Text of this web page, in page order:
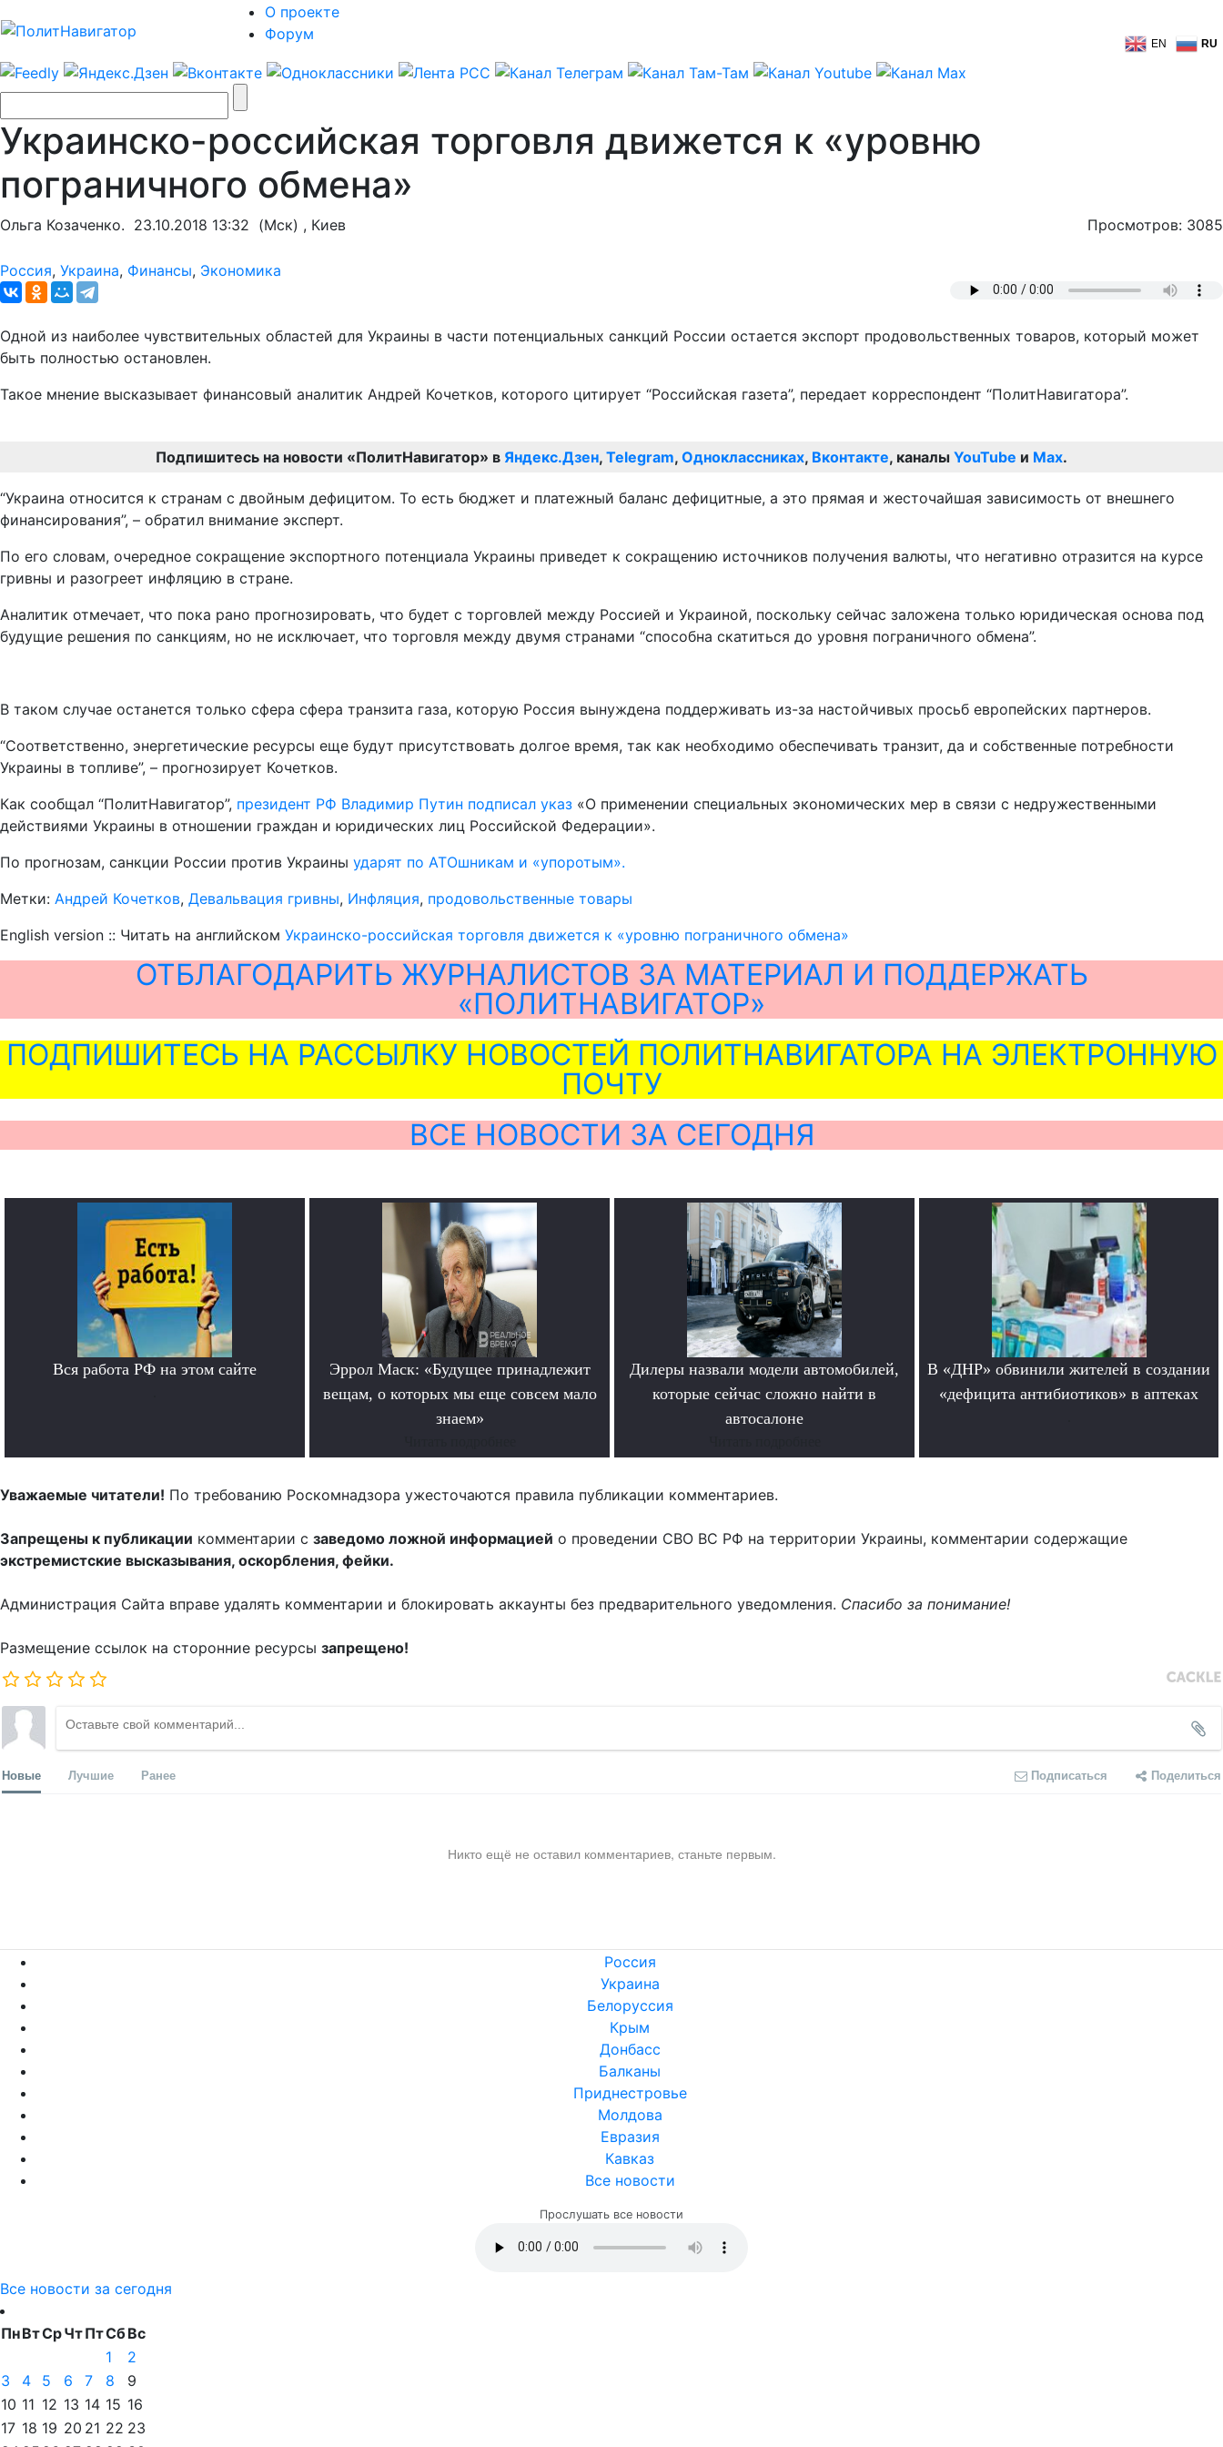
О проекте
Форум
EN RU
Украинско-российская торговля движется к «уровню
пограничного обмена»
Ольга Козаченко. 23.10.2018 13:32 (Мск) , Киев Просмотров: 3085
Россия, Украина, Финансы, Экономика
Одной из наиболее чувствительных областей для Украины в части потенциальных санкций России остается экспорт продовольственных товаров, который может
быть полностью остановлен.
Такое мнение высказывает финансовый аналитик Андрей Кочетков, которого цитирует “Российская газета”, передает корреспондент “ПолитНавигатора”.
Подпишитесь на новости «ПолитНавигатор» в Яндекс.Дзен, Telegram, Одноклассниках, Вконтакте, каналы YouTube и Max.
“Украина относится к странам с двойным дефицитом. То есть бюджет и платежный баланс дефицитные, а это прямая и жесточайшая зависимость от внешнего
финансирования”, – обратил внимание эксперт.
По его словам, очередное сокращение экспортного потенциала Украины приведет к сокращению источников получения валюты, что негативно отразится на курсе
гривны и разогреет инфляцию в стране.
Аналитик отмечает, что пока рано прогнозировать, что будет с торговлей между Россией и Украиной, поскольку сейчас заложена только юридическая основа под
будущие решения по санкциям, но не исключает, что торговля между двумя странами “способна скатиться до уровня пограничного обмена”.
В таком случае останется только сфера сфера транзита газа, которую Россия вынуждена поддерживать из-за настойчивых просьб европейских партнеров.
“Соответственно, энергетические ресурсы еще будут присутствовать долгое время, так как необходимо обеспечивать транзит, да и собственные потребности
Украины в топливе”, – прогнозирует Кочетков.
Как сообщал “ПолитНавигатор”, президент РФ Владимир Путин подписал указ «О применении специальных экономических мер в связи с недружественными
действиями Украины в отношении граждан и юридических лиц Российской Федерации».
По прогнозам, санкции России против Украины ударят по АТОшникам и «упоротым».
Метки: Андрей Кочетков, Девальвация гривны, Инфляция, продовольственные товары
English version :: Читать на английском Украинско-российская торговля движется к «уровню пограничного обмена»
ОТБЛАГОДАРИТЬ ЖУРНАЛИСТОВ ЗА МАТЕРИАЛ И ПОДДЕРЖАТЬ
«ПОЛИТНАВИГАТОР»
ПОДПИШИТЕСЬ НА РАССЫЛКУ НОВОСТЕЙ ПОЛИТНАВИГАТОРА НА ЭЛЕКТРОННУЮ
ПОЧТУ
ВСЕ НОВОСТИ ЗА СЕГОДНЯ
Вся работа РФ на этом сайте
Эррол Маск: «Будущее принадлежит
вещам, о которых мы еще совсем мало
знаем»
Дилеры назвали модели автомобилей,
которые сейчас сложно найти в
автосалоне
В «ДНР» обвинили жителей в создании
«дефицита антибиотиков» в аптеках
Уважаемые читатели! По требованию Роскомнадзора ужесточаются правила публикации комментариев.
Запрещены к публикации комментарии с заведомо ложной информацией о проведении СВО ВС РФ на территории Украины, комментарии содержащие
экстремистские высказывания, оскорбления, фейки.
Администрация Сайта вправе удалять комментарии и блокировать аккаунты без предварительного уведомления. Спасибо за понимание!
Размещение ссылок на сторонние ресурсы запрещено!
Новые Лучшие Ранее Подписаться Поделиться
Никто ещё не оставил комментариев, станьте первым.
Россия
Украина
Белоруссия
Крым
Донбасс
Балканы
Приднестровье
Молдова
Евразия
Кавказ
Все новости
Прослушать все новости
Все новости за сегодня
ПнВтСрЧтПтСбВс
1
2
3
4 5 6 7 8
9
10 11 12 13 14 15 16
17 18 19 20 21 22 23